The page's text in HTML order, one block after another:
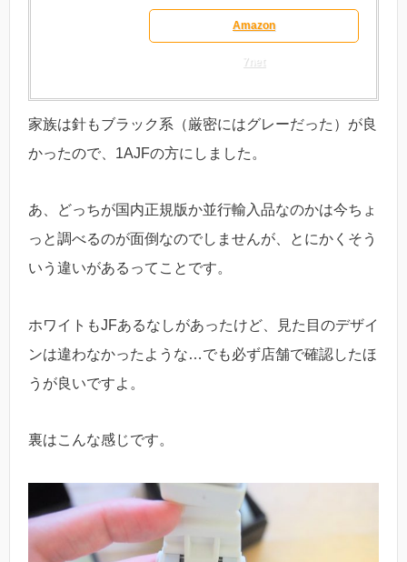
Amazon
7net
家族は針もブラック系（厳密にはグレーだった）が良
かったので、1AJFの方にしました。
あ、どっちが国内正規版か並行輸入品なのかは今ちょ
っと調べるのが面倒なのでしませんが、とにかくそう
いう違いがあるってことです。
ホワイトもJFあるなしがあったけど、見た目のデザイ
ンは違わなかったような…でも必ず店舗で確認したほ
うが良いですよ。
裏はこんな感じです。